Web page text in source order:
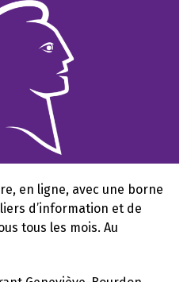
en ligne, avec une borne
d’information et de
tous les mois. Au